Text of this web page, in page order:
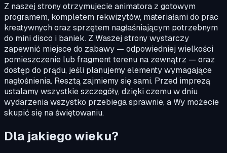
Z naszej strony otrzymujecie animatora z gotowym
programem, kompletem rekwizytów, materiałami do prac
kreatywnych oraz sprzętem nagłaśniającym potrzebnym
do mini disco i baniek. Z Waszej strony wystarczy
zapewnić miejsce do zabawy — odpowiedniej wielkości
pomieszczenie lub fragment terenu na zewnątrz — oraz
dostęp do prądu, jeśli planujemy elementy wymagające
nagłośnienia. Resztą zajmiemy się sami. Przed imprezą
ustalamy wszystkie szczegóły, dzięki czemu w dniu
wydarzenia wszystko przebiega sprawnie, a Wy możecie
skupić się na świętowaniu.
Dla jakiego wieku?